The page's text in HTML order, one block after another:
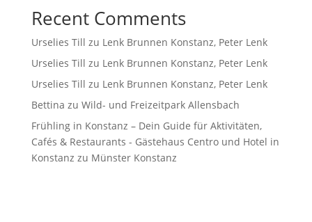
Recent Comments
Urselies Till zu Lenk Brunnen Konstanz, Peter Lenk
Urselies Till zu Lenk Brunnen Konstanz, Peter Lenk
Urselies Till zu Lenk Brunnen Konstanz, Peter Lenk
Bettina zu Wild- und Freizeitpark Allensbach
Frühling in Konstanz – Dein Guide für Aktivitäten,
Cafés & Restaurants - Gästehaus Centro und Hotel in
Konstanz zu Münster Konstanz